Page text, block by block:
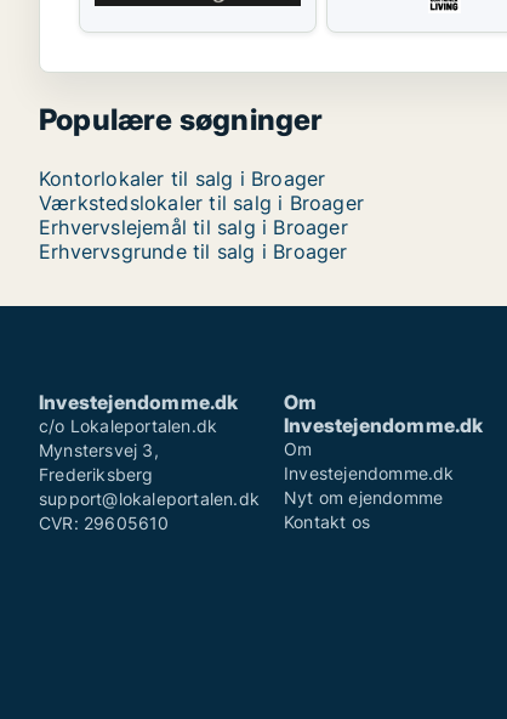
Populære søgninger
Kontorlokaler til salg i Broager
Værkstedslokaler til salg i Broager
Erhvervslejemål til salg i Broager
Erhvervsgrunde til salg i Broager
Investejendomme.dk
c/o Lokaleportalen.dk
Mynstersvej 3,
Frederiksberg
support@lokaleportalen.dk
CVR: 29605610
Om
Investejendomme.dk
Om
Investejendomme.dk
Nyt om ejendomme
Kontakt os